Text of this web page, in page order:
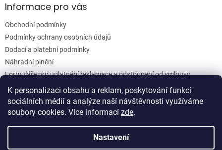
K personalizaci obsahu a reklam, poskytování funkcí
sociálních médií a analýze naší návštěvnosti využíváme
soubory cookies. Více informací zde.
Nastavení
Informace pro vás
Obchodní podmínky
Podmínky ochrany osobních údajů
Dodací a platební podmínky
Náhradní plnění
Formuláře pro uplatnění reklamace a odstoupení od smlouvy
Moje objednávka